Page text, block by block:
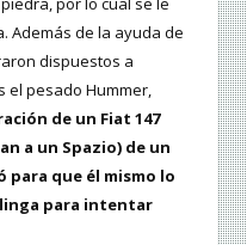
Además de la ayuda de
dispuestos a
el pesado Hummer,
de un Fiat 147
a un Spazio) de un
que él mismo lo
para intentar